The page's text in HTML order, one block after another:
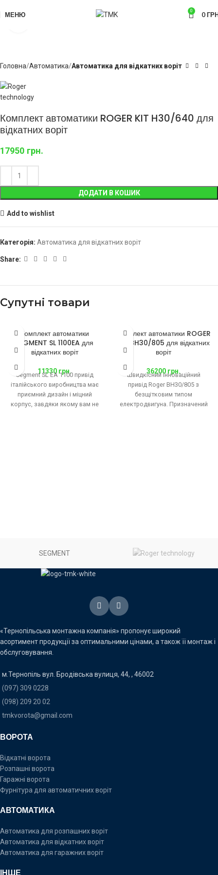
МЕНЮ 0 0
Головна Автоматика Автоматика для відкатних воріт
Комплект автоматики ROGER KIT H30/640 для
відкатних воріт
17950 грн.
ДОДАТИ В КОШИК
Add to wishlist
Категорія: Автоматика для відкатних воріт
Share:
Супутні товари
Комплект автоматики
SEGMENT SL 1100EA для
відкатних воріт
11330 грн.
Segment SL EA 1100 привід
італійського виробництва має
приємний дизайн і міцний
корпус, завдяки якому вам не
Комплект автоматики ROGER
KIT BH30/805 для відкатних
воріт
36200 грн.
Швидкісний інноваційний
привід Roger BH30/805 з
безщітковим типом
електродвигуна. Призначений
SEGMENT
«Тернопільська монтажна компанія» пропонує широкий
асортимент продукції за оптимальними цінами, а також її монтаж і
обслуговування.
м.Тернопіль вул. Бродівська вулиця, 44, , 46002
(097) 309 0228
(098) 209 20 02
tmkvorota@gmail.com
ВОРОТА
Відкатні ворота
Розпашні ворота
Гаражні ворота
Фурнітура для автоматичних воріт
АВТОМАТИКА
Автоматика для розпашних воріт
Автоматика для відкатних воріт
Автоматика для гаражних воріт
ІНШЕ